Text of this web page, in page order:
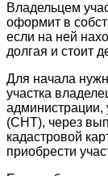
Владельцем
оформит в
если на ней
долгая и стоит
Для начала
участка
администрации,
(СНТ), через
кадастровой
приобрести